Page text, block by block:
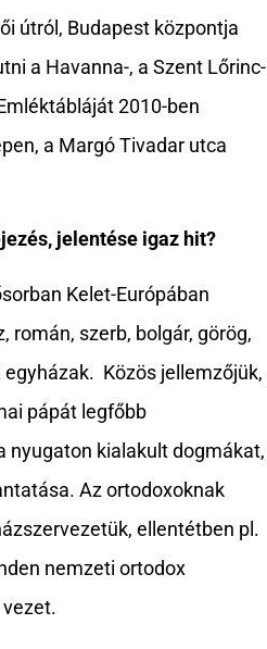
útról, Budapest központja
a Havanna-, a Szent Lőrinc-
2010-ben
a Margó Tivadar utca
jelentése igaz hit?
Kelet-Európában
román, szerb, bolgár, görög,
Közös jellemzőjük,
pápát legfőbb
nyugaton kialakult dogmákat,
Az ortodoxoknak
ellentétben pl.
nemzeti ortodox